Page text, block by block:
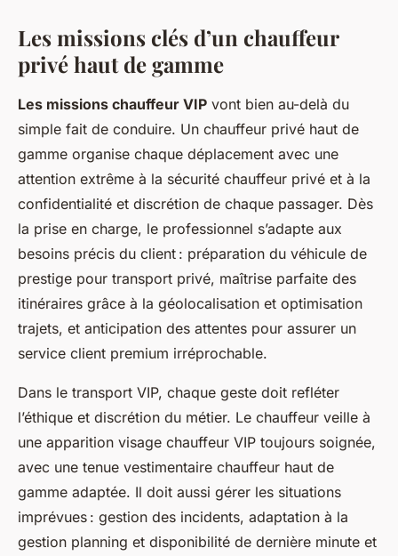
Les missions clés d’un chauffeur
privé haut de gamme
Les missions chauffeur VIP vont bien au-delà du
simple fait de conduire. Un chauffeur privé haut de
gamme organise chaque déplacement avec une
attention extrême à la sécurité chauffeur privé et à la
confidentialité et discrétion de chaque passager. Dès
la prise en charge, le professionnel s’adapte aux
besoins précis du client : préparation du véhicule de
prestige pour transport privé, maîtrise parfaite des
itinéraires grâce à la géolocalisation et optimisation
trajets, et anticipation des attentes pour assurer un
service client premium irréprochable.
Dans le transport VIP, chaque geste doit refléter
l’éthique et discrétion du métier. Le chauffeur veille à
une apparition visage chauffeur VIP toujours soignée,
avec une tenue vestimentaire chauffeur haut de
gamme adaptée. Il doit aussi gérer les situations
imprévues : gestion des incidents, adaptation à la
gestion planning et disponibilité de dernière minute et